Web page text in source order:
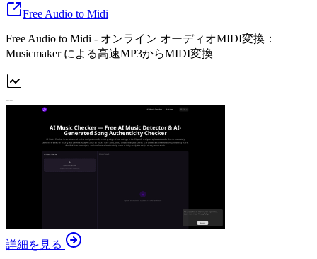
Free Audio to Midi
Free Audio to Midi - オンライン オーディオMIDI変換：
Musicmaker による高速MP3からMIDI変換
--
詳細を見る